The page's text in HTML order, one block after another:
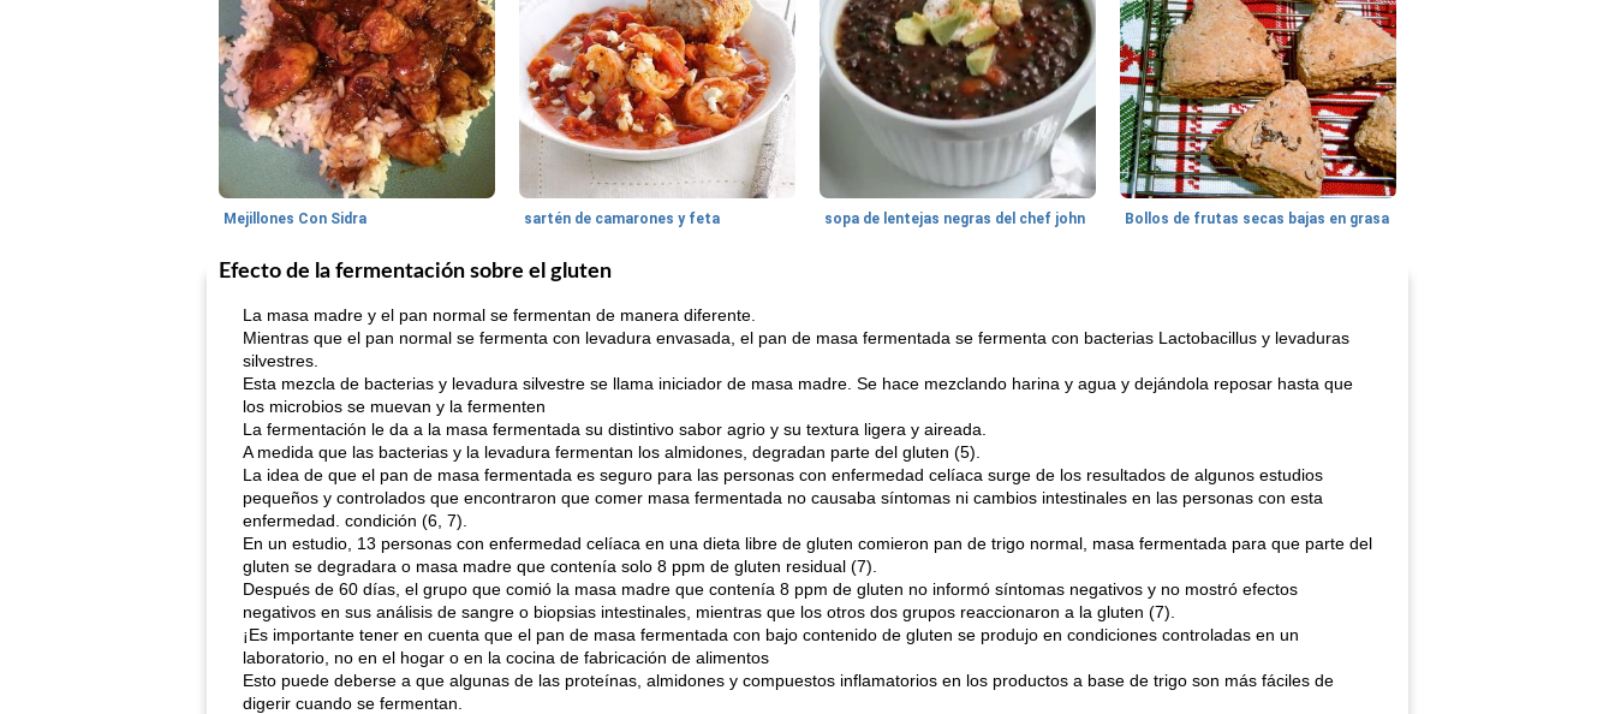
Mejillones Con Sidra sartén de camarones y feta sopa de lentejas negras del chef john Bollos de frutas secas bajas en grasa
Efecto de la fermentación sobre el gluten
La masa madre y el pan normal se fermentan de manera diferente.
Mientras que el pan normal se fermenta con levadura envasada, el pan de masa fermentada se fermenta con bacterias Lactobacillus y levaduras
silvestres.
Esta mezcla de bacterias y levadura silvestre se llama iniciador de masa madre. Se hace mezclando harina y agua y dejándola reposar hasta que
los microbios se muevan y la fermenten
La fermentación le da a la masa fermentada su distintivo sabor agrio y su textura ligera y aireada.
A medida que las bacterias y la levadura fermentan los almidones, degradan parte del gluten (5).
La idea de que el pan de masa fermentada es seguro para las personas con enfermedad celíaca surge de los resultados de algunos estudios
pequeños y controlados que encontraron que comer masa fermentada no causaba síntomas ni cambios intestinales en las personas con esta
enfermedad. condición (6, 7).
En un estudio, 13 personas con enfermedad celíaca en una dieta libre de gluten comieron pan de trigo normal, masa fermentada para que parte del
gluten se degradara o masa madre que contenía solo 8 ppm de gluten residual (7).
Después de 60 días, el grupo que comió la masa madre que contenía 8 ppm de gluten no informó síntomas negativos y no mostró efectos
negativos en sus análisis de sangre o biopsias intestinales, mientras que los otros dos grupos reaccionaron a la gluten (7).
¡Es importante tener en cuenta que el pan de masa fermentada con bajo contenido de gluten se produjo en condiciones controladas en un
laboratorio, no en el hogar o en la cocina de fabricación de alimentos
Esto puede deberse a que algunas de las proteínas, almidones y compuestos inflamatorios en los productos a base de trigo son más fáciles de
digerir cuando se fermentan.